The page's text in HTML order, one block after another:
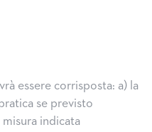
essere corrisposta: a) la
se previsto
misura indicata